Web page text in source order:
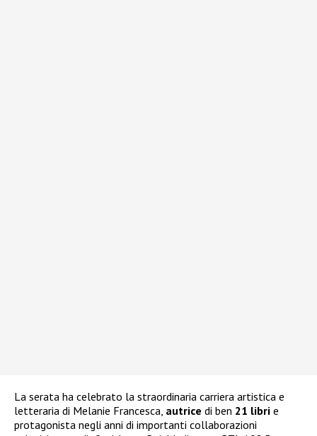
La serata ha celebrato la straordinaria carriera artistica e
letteraria di Melanie Francesca, autrice di ben 21 libri e
protagonista negli anni di importanti collaborazioni